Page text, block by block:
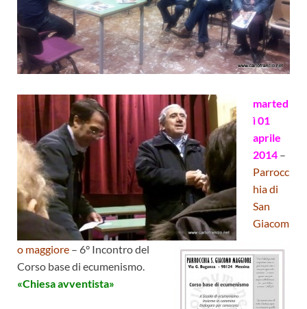
marted
ì 01
aprile
2014 –
Parrocc
hia di
San
Giacom
o maggiore – 6° Incontro del
Corso base di ecumenismo.
«Chiesa avventista»